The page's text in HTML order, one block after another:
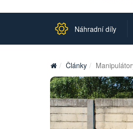
Náhradní díly
Články